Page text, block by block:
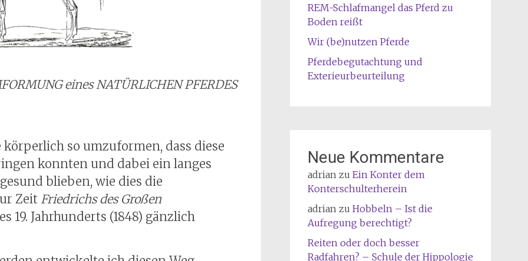
eines NATÜRLICHEN PFERDES
so umzuformen, dass diese
konnten und dabei ein langes
blieben, wie dies die
Zeit Friedrichs des Großen
19. Jahrhunderts (1848) gänzlich
REM-Schlafmangel das Pferd zu
Boden reißt
Wir (be)nutzen Pferde
Pferdebegutachtung und
Exterieurbeurteilung
Neue Kommentare
adrian zu Ein Konter dem
Konterschulterherein
adrian zu Hobbeln – Ist die
Aufregung berechtigt?
Reiten oder doch besser
Radfahren? – Schule der Hippologie